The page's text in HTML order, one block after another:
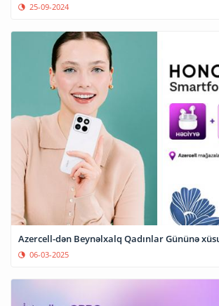
25-09-2024
Azercell-dən Beynəlxalq Qadınlar Gününə
06-03-2025